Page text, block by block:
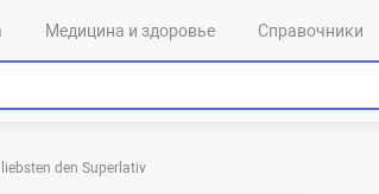
Медицина и здоровье Справочники
den Superlativ